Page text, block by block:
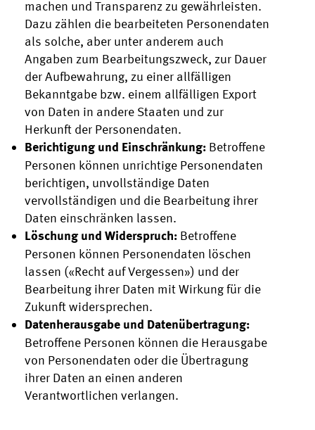
machen und Transparenz zu gewährleisten.
Dazu zählen die bearbeiteten Personendaten
als solche, aber unter anderem auch
Angaben zum Bearbeitungszweck, zur Dauer
der Aufbewahrung, zu einer allfälligen
Bekanntgabe bzw. einem allfälligen Export
von Daten in andere Staaten und zur
Herkunft der Personendaten.
Berichtigung und Einschränkung:Betroffene
Personen können unrichtige Personendaten
berichtigen, unvollständige Daten
vervollständigen und die Bearbeitung ihrer
Daten einschränken lassen.
Löschung und Widerspruch:Betroffene
Personen können Personendaten löschen
lassen («Recht auf Vergessen») und der
Bearbeitung ihrer Daten mit Wirkung für die
Zukunft widersprechen.
Datenherausgabe und Datenübertragung:
Betroffene Personen können die Herausgabe
von Personendaten oder die Übertragung
ihrer Daten an einen anderen
Verantwortlichen verlangen.